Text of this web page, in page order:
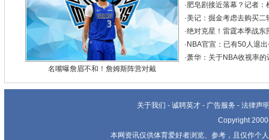
名嘴曝詹眉不和！詹姆斯阵营对戴
·肥皂剧接近落幕？记者
·美记：掘金考虑去购买二
·绝对克星！雷霆本季战
· NBA官宣：已有50人退
·萧华：关于NBA收视率
关于我们 - 诚聘英才 - 广告服务 - 法律声
Copyright
本网资讯仅供体育爱好者浏览、参考，且仅作个